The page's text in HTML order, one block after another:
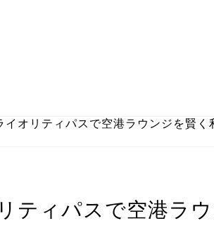
イオリティパスで空港ラウンジを賢く
ティパスで空港ラ